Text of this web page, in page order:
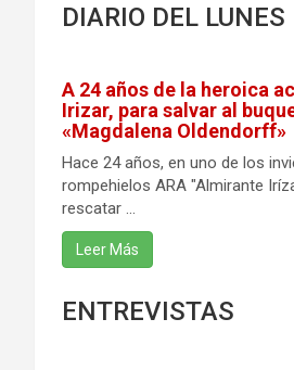
DIARIO DEL LUNES
A 24 años de la heroica
Irizar, para salvar al
«Magdalena Oldendorff»
Hace 24 años, en uno de los
rompehielos ARA "Almirante
rescatar ...
Leer Más
ENTREVISTAS